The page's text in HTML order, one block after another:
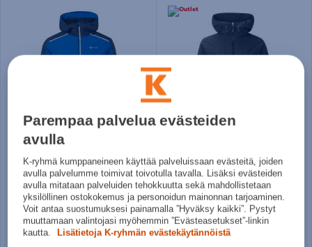
Tim Miesten DrymaxX laskettelutakki
79,95€
Norm. hinta:269€
30pv alin hinta: 79,95€
XL
76,50€
Norm. hinta: 249€
30pv alin hinta: 85€
40 42
Parempaa palvelua evästeiden
avulla
K-ryhmä kumppaneineen käyttää palveluissaan evästeitä, joiden
avulla palvelumme toimivat toivotulla tavalla. Lisäksi evästeiden
avulla mitataan palveluiden tehokkuutta sekä mahdollistetaan
yksilöllinen ostokokemus ja personoidun mainonnan tarjoaminen.
Voit antaa suostumuksesi painamalla ”Hyväksy kaikki”. Pystyt
muuttamaan valintojasi myöhemmin ”Evästeasetukset”-linkin
kautta.
Lisätietoja K-ryhmän evästekäytännöistä